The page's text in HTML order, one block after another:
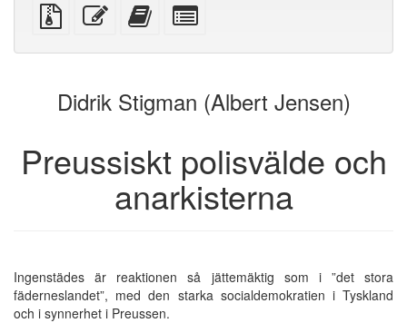
enheter)
Källfiler
med
Redigera
denna
Lägg
text
bokskaparen
for
bookbuilder
Didrik Stigman (Albert Jensen)
Preussiskt polisvälde och
anarkisterna
Ingenstädes är reaktionen så jättemäktig som i ”det stora
fäderneslandet”, med den starka socialdemokratien i Tyskland
och i synnerhet i Preussen.